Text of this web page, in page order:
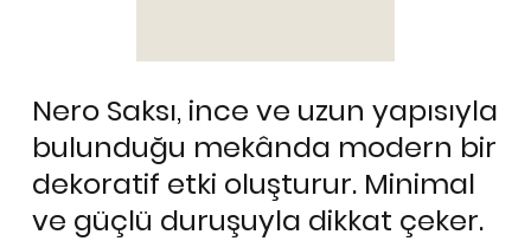
Nero Saksı, ince ve uzun yapısıyla
bulunduğu mekânda modern bir
dekoratif etki oluşturur. Minimal
ve güçlü duruşuyla dikkat çeker.